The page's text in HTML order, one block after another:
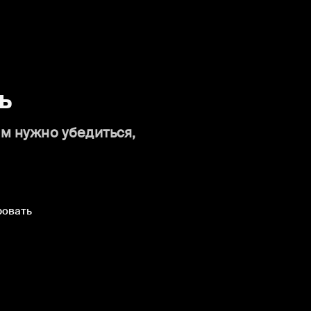
нужно убедиться,